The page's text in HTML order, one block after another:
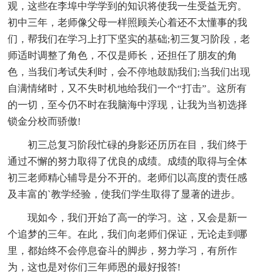
观，这些在李埠中学学到的知识将使我一生受益无穷。
初中三年，老师像父母一样照顾关心着还不太懂事的我
们，帮我们在学习上打下坚实的基础;初三复习阶段，老
师适时调整了角色，不仅是师长，还担任了朋友的角
色，当我们考试失利时，会不停地鼓励我们;当我们出现
自满情绪时，又不失时机地给我们一个“打击”。这所有
的一切，至今仍不时在我脑海中浮现，让我为当初选择
锁金分校而骄傲!
初三总复习阶段忙碌的身影还历历在目，我们终于
通过不懈的努力取得了优良的成绩。成绩的取得与全体
初三老师精心辅导是分不开的。老师们以高度的责任感
及丰富的`教学经验，使我们学生取得了显著的进步。
现如今，我们开始了高一的学习。这，又会是新一
个追梦的三年。在此，我们向老师们保证，无论走到哪
里，都始终不会停息奋斗的脚步，努力学习，有所作
为，这也是对你们三年师恩的最好报答!